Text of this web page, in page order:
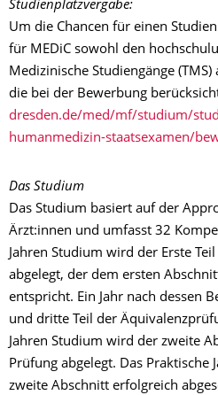
Studienplatzvergabe:
Um die Chancen für einen
für MEDiC sowohl den
Medizinische Studiengänge
die bei der Bewerbung
dresden.de/med/mf/studium/
humanmedizin-staatsexamen/
Das Studium
Das Studium basiert auf der
Ärzt:innen und umfasst 32
Jahren Studium wird der Erste
abgelegt, der dem ersten
entspricht. Ein Jahr nach dessen
und dritte Teil der
Jahren Studium wird der zweite
Prüfung abgelegt. Das Praktische
zweite Abschnitt erfolgreich